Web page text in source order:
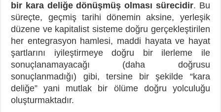
bir kara deliğe dönüşmüş olması sürecidir. Bu
süreçte, geçmiş tarihi dönemin aksine, yerleşik
düzene ve kapitalist sisteme doğru gerçekleştirilen
her entegrasyon hamlesi, maddi hayata ve hayat
şartlarını iyileştirmeye doğru bir ilerleme ile
sonuçlanamayacağı (daha doğrusu
sonuçlanmadığı) gibi, tersine bir şekilde “kara
deliğe” yani mutlak bir ölüme doğru yolculuğu
oluşturmaktadır.